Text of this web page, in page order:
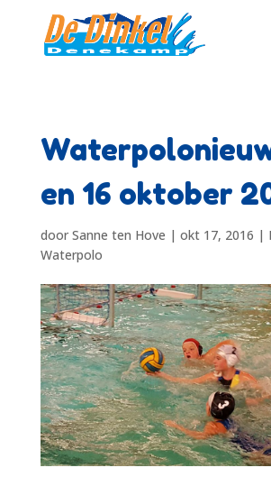
en 16 oktober
door Sanne ten Hove | okt 17, 2016 |
Waterpolo